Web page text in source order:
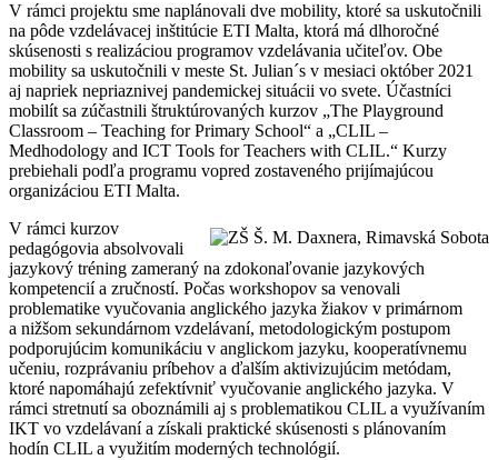
V rámci projektu sme naplánovali dve mobility, ktoré sa uskutočnili
na pôde vzdelávacej inštitúcie ETI Malta, ktorá má dlhoročné
skúsenosti s realizáciou programov vzdelávania učiteľov. Obe
mobility sa uskutočnili v meste St. Julian´s v mesiaci október 2021
aj napriek nepriaznivej pandemickej situácii vo svete. Účastníci
mobilít sa zúčastnili štruktúrovaných kurzov „The Playground
Classroom – Teaching for Primary School“ a „CLIL –
Medhodology and ICT Tools for Teachers with CLIL.“ Kurzy
prebiehali podľa programu vopred zostaveného prijímajúcou
organizáciou ETI Malta.
V rámci kurzov
pedagógovia absolvovali
jazykový tréning zameraný na zdokonaľovanie jazykových
kompetencií a zručností. Počas workshopov sa venovali
problematike vyučovania anglického jazyka žiakov v primárnom
a nižšom sekundárnom vzdelávaní, metodologickým postupom
podporujúcim komunikáciu v anglickom jazyku, kooperatívnemu
učeniu, rozprávaniu príbehov a ďalším aktivizujúcim metódam,
ktoré napomáhajú zefektívniť vyučovanie anglického jazyka. V
rámci stretnutí sa oboznámili aj s problematikou CLIL a využívaním
IKT vo vzdelávaní a získali praktické skúsenosti s plánovaním
hodín CLIL a využitím moderných technológií.